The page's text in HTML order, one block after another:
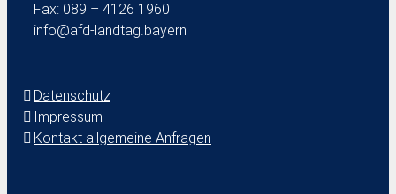
Fax: 089 – 4126 1960
info@afd-landtag.bayern
Datenschutz
Impressum
Kontakt allgemeine Anfragen